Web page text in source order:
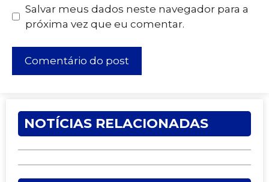
Salvar meus dados neste navegador para a
próxima vez que eu comentar.
NOTÍCIAS RELACIONADAS